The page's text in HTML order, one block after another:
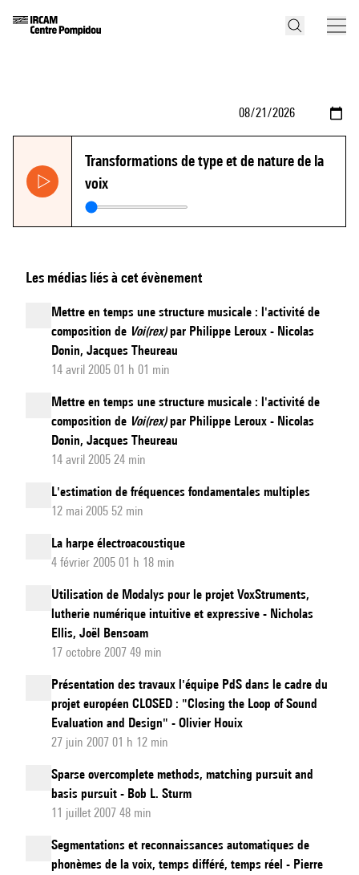
Transformations de type et de nature de la
voix
Les médias liés à cet évènement
Mettre en temps une structure musicale : l'activité de
composition de Voi(rex)par Philippe Leroux - Nicolas
Donin, Jacques Theureau
14 avril 2005 01 h 01 min
Mettre en temps une structure musicale : l'activité de
composition de Voi(rex)par Philippe Leroux - Nicolas
Donin, Jacques Theureau
14 avril 2005 24 min
L'estimation de fréquences fondamentales multiples
12 mai 2005 52 min
La harpe électroacoustique
4 février 2005 01 h 18 min
Utilisation de Modalys pour le projet VoxStruments,
lutherie numérique intuitive et expressive - Nicholas
Ellis, Joël Bensoam
17 octobre 2007 49 min
Présentation des travaux l'équipe PdS dans le cadre du
projet européen CLOSED : "Closing the Loop of Sound
Evaluation and Design" - Olivier Houix
27 juin 2007 01 h 12 min
Sparse overcomplete methods, matching pursuit and
basis pursuit - Bob L. Sturm
11 juillet 2007 48 min
Segmentations et reconnaissances automatiques de
phonèmes de la voix, temps différé, temps réel - Pierre